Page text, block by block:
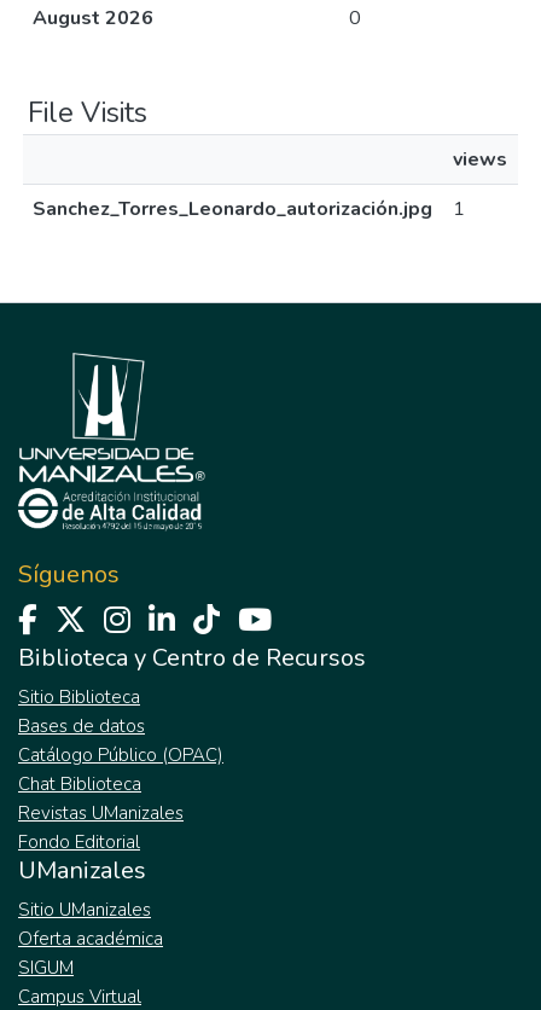
August 2026
0
File Visits
views
Sanchez_Torres_Leonardo_autorización.jpg
1
Síguenos
Biblioteca y Centro de Recursos
Sitio Biblioteca
Bases de datos
Catálogo Público (OPAC)
Chat Biblioteca
Revistas UManizales
Fondo Editorial
UManizales
Sitio UManizales
Oferta académica
SIGUM
Campus Virtual